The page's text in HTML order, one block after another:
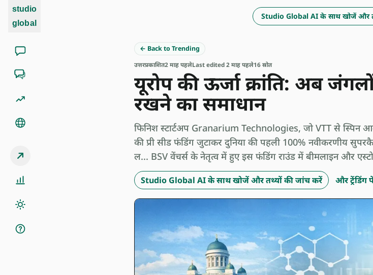
studio
global
Studio Global AI के साथ खोजें और
← Back to Trending
उत्तरप्रकाशित2 माह पहलेLast edited 2 माह पहले16 स्रोत
यूरोप की ऊर्जा क्रांति: अब
रखने का समाधान
फिनिश स्टार्टअप Granarium Technologies, जो VTT से
की प्री सीड फंडिंग जुटाकर दुनिया की पहली 100% नवीकरणीय
ल... BSV वेंचर्स के नेतृत्व में हुए इस फंडिंग राउंड में बीमलाइन और
Studio Global AI के साथ खोजें और तथ्यों की जांच करें और